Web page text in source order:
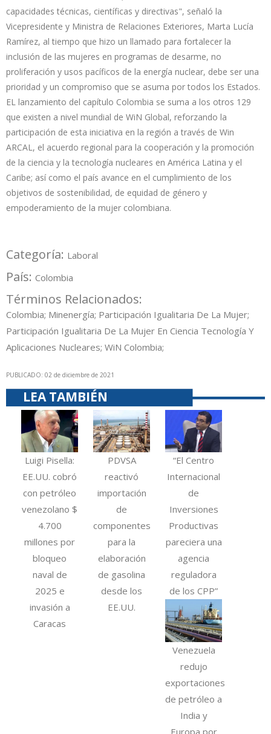
capacidades técnicas, científicas y directivas", señaló la
Vicepresidente y Ministra de Relaciones Exteriores, Marta Lucía
Ramírez, al tiempo que hizo un llamado para fortalecer la
inclusión de las mujeres en programas de desarme, no
proliferación y usos pacíficos de la energía nuclear, debe ser una
prioridad y un compromiso que se asuma por todos los Estados.
EL lanzamiento del capítulo Colombia se suma a los otros 129
que existen a nivel mundial de WiN Global, reforzando la
participación de esta iniciativa en la región a través de Win
ARCAL, el acuerdo regional para la cooperación y la promoción
de la ciencia y la tecnología nucleares en América Latina y el
Caribe; así como el país avance en el cumplimiento de los
objetivos de sostenibilidad, de equidad de género y
empoderamiento de la mujer colombiana.
Categoría: Laboral
País: Colombia
Términos Relacionados:
Colombia; Minenergía; Participación Igualitaria De La Mujer;
Participación Igualitaria De La Mujer En Ciencia Tecnología Y
Aplicaciones Nucleares; WiN Colombia;
PUBLICADO: 02 de diciembre de 2021
LEA TAMBIÉN
Luigi Pisella:
EE.UU. cobró
con petróleo
venezolano $
4.700
millones por
bloqueo
naval de
2025 e
invasión a
Caracas
PDVSA
reactivó
importación
de
componentes
para la
elaboración
de gasolina
desde los
EE.UU.
“El Centro
Internacional
de
Inversiones
Productivas
pareciera una
agencia
reguladora
de los CPP”
Venezuela
redujo
exportaciones
de petróleo a
India y
Europa por